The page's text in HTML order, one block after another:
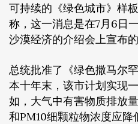
可持续的《绿色城市》样
称，这一消息是在7月6日
沙漠经济的介绍会上宣布的
总统批准了《绿色撒马尔
本十年末，该市计划实现
如，大气中有害物质排放
和PM10细颗粒物浓度应